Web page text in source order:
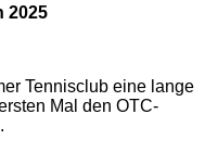
2025
Tennisclub eine lange
Mal den OTC-